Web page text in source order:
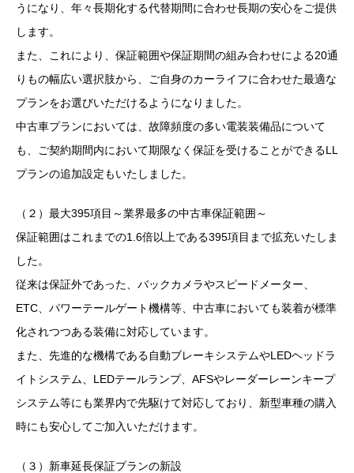
うになり、年々長期化する代替期間に合わせ長期の安心をご提供
します。
また、これにより、保証範囲や保証期間の組み合わせによる20通
りもの幅広い選択肢から、ご自身のカーライフに合わせた最適な
プランをお選びいただけるようになりました。
中古車プランにおいては、故障頻度の多い電装装備品について
も、ご契約期間内において期限なく保証を受けることができるLL
プランの追加設定もいたしました。
（２）最大395項目～業界最多の中古車保証範囲～
保証範囲はこれまでの1.6倍以上である395項目まで拡充いたしま
した。
従来は保証外であった、バックカメラやスピードメーター、
ETC、パワーテールゲート機構等、中古車においても装着が標準
化されつつある装備に対応しています。
また、先進的な機構である自動ブレーキシステムやLEDヘッドラ
イトシステム、LEDテールランプ、AFSやレーダーレーンキープ
システム等にも業界内で先駆けて対応しており、新型車種の購入
時にも安心してご加入いただけます。
（３）新車延長保証プランの新設